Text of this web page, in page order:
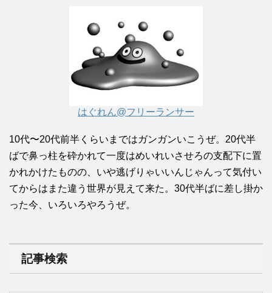
はぐれん@フリーランサー
10代〜20代前半くらいまではガンガンいこうぜ。20代半
ばで鼻っ柱を砕かれて一度はめいれいさせろの支配下に置
かれかけたものの、いや逃げりゃいいんじゃんって気付い
てからはまた違う世界が見えて来た。30代半ばに差し掛か
った今、いろいろやろうぜ。
記事検索